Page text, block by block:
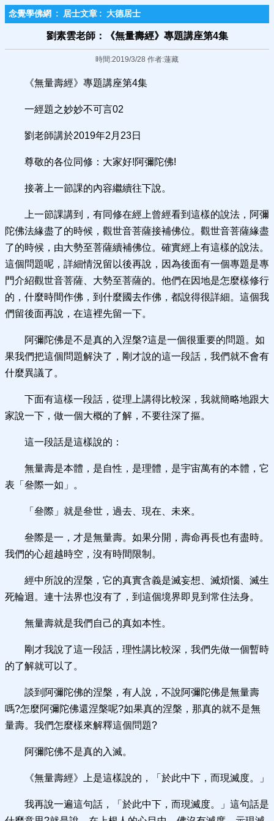
念覺學佛網 : 居士文章 : 大德居士
劉素雲老師：《無量壽經》專題講座第4集
時間:2019/3/28 作者:蓮藏
《無量壽經》專題講座第4集
一經題之妙妙不可言02
劉老師講於2019年2月23日
尊敬的各位同修：大家好!阿彌陀佛!
接著上一節課的內容繼續往下說。
上一節課講到，有同修在經上曾經看到這樣的說法，阿彌
陀佛法緣盡了的時候，觀世音菩薩接補佛位。觀世音菩薩緣盡
了的時候，由大勢至菩薩續補佛位。確實經上有這樣的說法。
這個問題呢，詳細情況留以後再說，因為後面有一個專題是專
門介紹觀世音菩薩、大勢至菩薩的。他們在因地是怎麼樣修行
的，什麼時間作佛，到什麼國去作佛，都說得很詳細。這個我
們留後面再說，在這裡先留一下。
阿彌陀佛是不是真的入涅槃?這是一個很重要的問題。如
果我們把這個問題解決了，剛才說的這一段話，我們就不會有
什麼異議了。
下面有這樣一段話，從理上講得比較深，我就簡略地跟大
家說一下，做一個大概的了解，不要往深了摳。
這一段話是這樣說的：
無量壽是本體，是自性，是理體，是宇宙萬有的本體，它
表「叄際一如」。
「叄際」就是叄世，過去、現在、未來。
叄際是一，才是無量壽。如果分開，壽命再長也有盡時。
我們的心超越時空，沒有時間限制。
經中所說的涅槃，它的真實含義是滅妄想、滅煩惱、滅生
死輪迴。連十法界也沒有了，到這個境界即見到常住法身。
無量壽就是我們自己的真如本性。
剛才我說了這一段話，理性講比較深，我們先做一個暫時
的了解就可以了。
談到阿彌陀佛的涅槃，有人說，不說阿彌陀佛是無量壽
嗎?怎麼阿彌陀佛還涅槃呢?如果真的涅槃，那真的就不是無
量壽。我們怎麼樣來解釋這個問題?
阿彌陀佛不是真的入滅。
《無量壽經》上是這樣說的，「於此中下，而現滅度。」
我再說一遍這句話，「於此中下，而現滅度。」這句話是